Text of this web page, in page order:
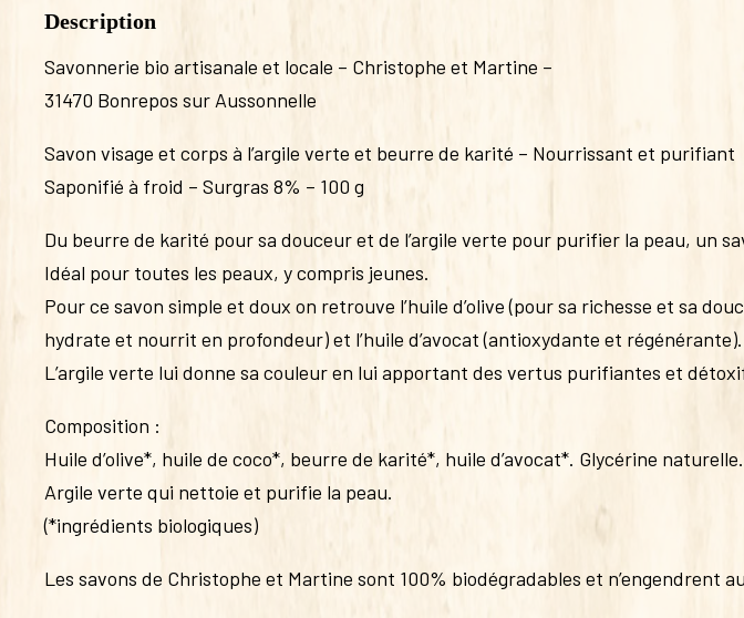
Description
Savonnerie bio artisanale et locale – Christophe et Martine –
31470 Bonrepos sur Aussonnelle
Savon visage et corps à l’argile verte et beurre de karité – Nourrissant et purifiant
Saponifié à froid – Surgras 8% – 100 g
Du beurre de karité pour sa douceur et de l’argile verte pour purifier la peau, un
Idéal pour toutes les peaux, y compris jeunes.
Pour ce savon simple et doux on retrouve l’huile d’olive (pour sa richesse et sa
hydrate et nourrit en profondeur) et l’huile d’avocat (antioxydante et régénérante).
L’argile verte lui donne sa couleur en lui apportant des vertus purifiantes et
Composition :
Huile d’olive*, huile de coco*, beurre de karité*, huile d’avocat*. Glycérine naturelle.
Argile verte qui nettoie et purifie la peau.
(*ingrédients biologiques)
Les savons de Christophe et Martine sont 100% biodégradables et